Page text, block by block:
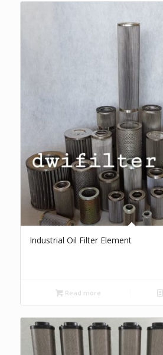
Industrial Oil Filter Element
Read more